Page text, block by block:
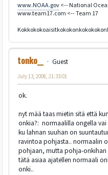
www.NOAA.gov<-- National
www.team17.com <-- Team 17
tonko__
Guest
July 13, 2008, 21:33:01
ok.
nyt mää taas mietin sitä että
onkia?: normaalilla ongella
ku lahnan suuhan on
ravintoa pohjasta.. normaalin
pohjaan, mutta pohja-
tätä asiaa ajatellen normaali
onki..